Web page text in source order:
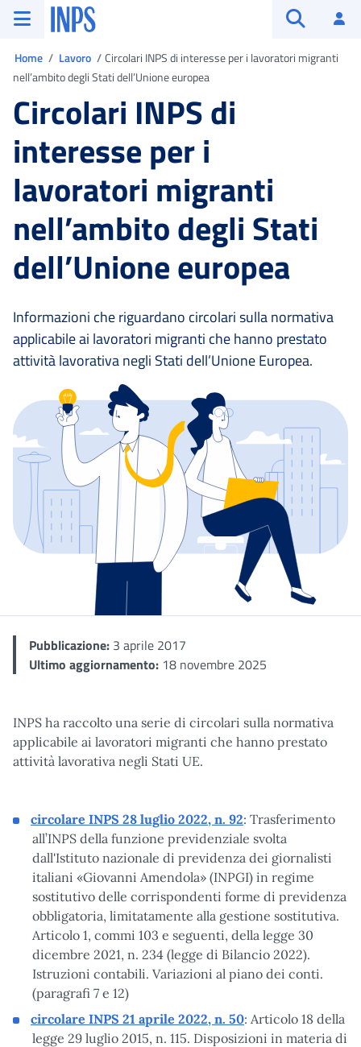
Vai al menu principale
Vai al contenuto principale
Vai al pie' di pagina
INPS ()
Home Lavoro
Circolari INPS di interesse per i lavoratori migranti
nell’ambito degli Stati dell’Unione europea
Circolari INPS di
interesse per i
lavoratori migranti
nell’ambito degli Stati
dell’Unione europea
Informazioni che riguardano circolari sulla normativa
applicabile ai lavoratori migranti che hanno prestato
attività lavorativa negli Stati dell’Unione Europea.
Dettaglio
Pubblicazione: 3 aprile 2017
Ultimo aggiornamento: 18 novembre 2025
INPS ha raccolto una serie di circolari sulla normativa
applicabile ai lavoratori migranti che hanno prestato
attività lavorativa negli Stati UE.
circolare INPS 28 luglio 2022, n. 92: Trasferimento
all’INPS della funzione previdenziale svolta
dall'Istituto nazionale di previdenza dei giornalisti
italiani «Giovanni Amendola» (INPGI) in regime
sostitutivo delle corrispondenti forme di previdenza
obbligatoria, limitatamente alla gestione sostitutiva.
Articolo 1, commi 103 e seguenti, della legge 30
dicembre 2021, n. 234 (legge di Bilancio 2022).
Istruzioni contabili. Variazioni al piano dei conti.
(paragrafi 7 e 12)
circolare INPS 21 aprile 2022, n. 50: Articolo 18 della
legge 29 luglio 2015, n. 115. Disposizioni in materia di